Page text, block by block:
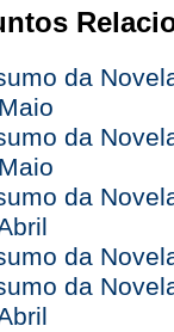
da
da
da
da
da